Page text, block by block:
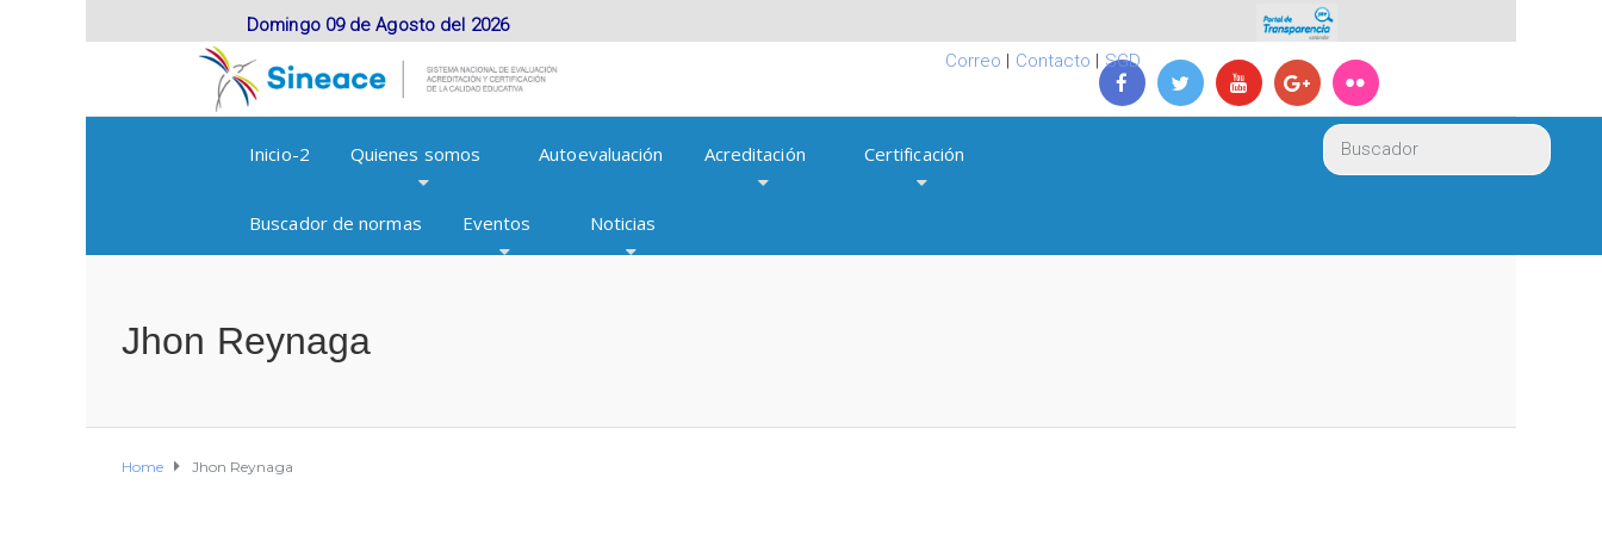
Domingo 09 de Agosto del 2026
Correo | Contacto | SGD
Inicio-2 Quienes somos Autoevaluación Acreditación Certificación
Buscador de normas Eventos Noticias
Jhon Reynaga
Home Jhon Reynaga